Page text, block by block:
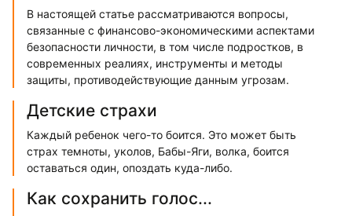
В настоящей статье рассматриваются вопросы,
связанные с финансово-экономическими аспектами
безопасности личности, в том числе подростков, в
современных реалиях, инструменты и методы
защиты, противодействующие данным угрозам.
Детские страхи
Каждый ребенок чего-то боится. Это может быть
страх темноты, уколов, Бабы-Яги, волка, боится
оставаться один, опоздать куда-либо.
Как сохранить голос...